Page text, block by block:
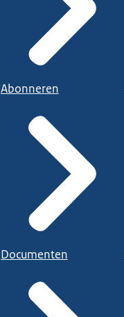
Abonneren
Documenten